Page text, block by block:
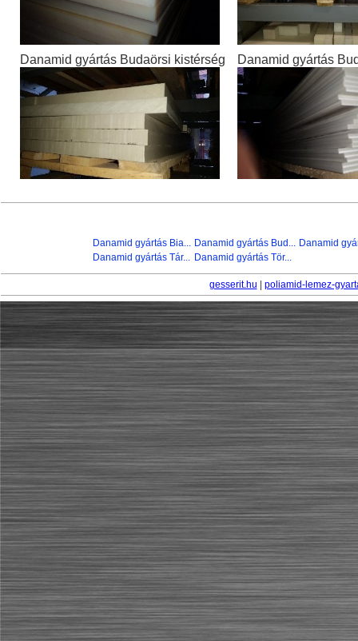
Danamid gyártás Budaörsi kistérség Danamid gyártás
Danamid gyártás Bia... Danamid gyártás Bud... Danamid
Danamid gyártás Tár... Danamid gyártás Tör...
gesserit.hu poliamid-lemez-